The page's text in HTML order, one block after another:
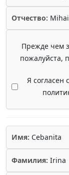
Отчество:
Прежде чем
пожалуйста,
Я согласен
Имя: Cebanita
Фамилия: Irina